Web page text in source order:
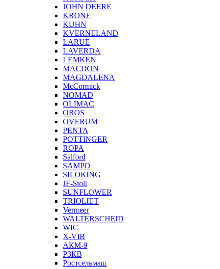
JOHN DEERE
KRONE
KUHN
KVERNELAND
LARUE
LAVERDA
LEMKEN
MACDON
MAGDALENA
McCormick
NOMAD
OLIMAC
OROS
OVERUM
PENTA
POTTINGER
ROPA
Salford
SAMPO
SILOKING
JF-Stoll
SUNFLOWER
TRIOLIET
Vermeer
WALTERSCHEID
WIC
X-VIB
АКМ-9
РЗКВ
Ростсельмаш